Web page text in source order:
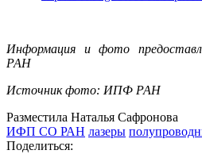
Информация и фото
РАН
Источник фото: ИПФ РАН
Разместила Наталья Сафронова
ИФП СО РАН лазеры
Поделиться: